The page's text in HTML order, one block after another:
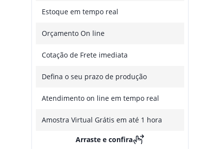
Estoque em tempo real
Orçamento On line
Cotação de Frete imediata
Defina o seu prazo de produção
Atendimento on line em tempo real
Amostra Virtual Grátis em até 1 hora
Arraste e confira